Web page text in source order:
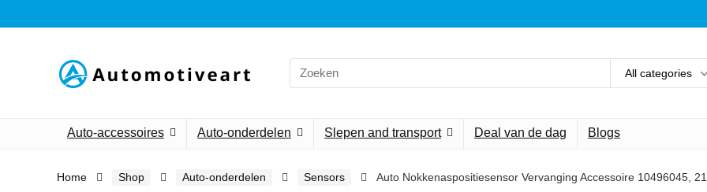
Search
for:
All categories
Auto-accessoires Auto-onderdelen Slepen and transport Deal van de dag Blogs
Home Shop Auto-onderdelen Sensors Auto Nokkenaspositiesensor Vervanging Accessoire 10496045,